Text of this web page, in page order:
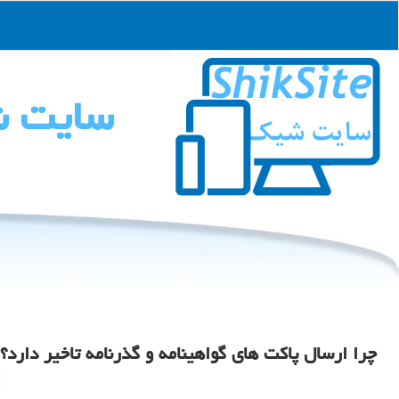
چرا ارسال پاكت های گواهینامه و گذرنامه تاخیر دارد؟